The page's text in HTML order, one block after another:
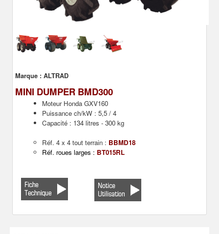
Marque : ALTRAD
MINI DUMPER BMD300
Moteur Honda GXV160
Puissance ch/kW : 5,5 / 4
Capacité : 134 litres - 300 kg
Réf. 4 x 4 tout terrain : BBMD18
Réf. roues larges : BT015RL